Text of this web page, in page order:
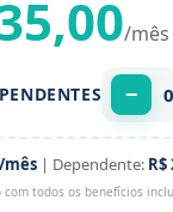
/mês
− 0
mês| Dependente: R$
com todos os benefícios